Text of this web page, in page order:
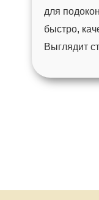
для
быстро,
Выглядит